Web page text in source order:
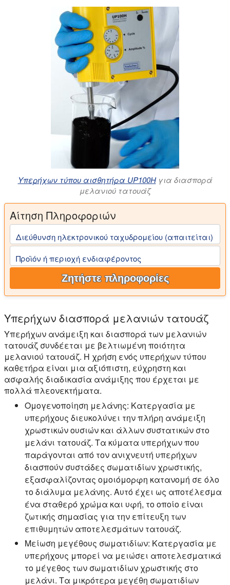
Υπερήχων τύπου αισθητήρα UP100Hγια διασπορά
μελανιού τατουάζ
Αίτηση Πληροφοριών
Διεύθυνση ηλεκτρονικού ταχυδρομείου (απαιτείται)
Προϊόν ή περιοχή ενδιαφέροντος
Ζητήστε πληροφορίες
Υπερήχων διασπορά μελανιών τατουάζ
Υπερήχων ανάμειξη και διασπορά των μελανιών
τατουάζ συνδέεται με βελτιωμένη ποιότητα
μελανιού τατουάζ. Η χρήση ενός υπερήχων τύπου
καθετήρα είναι μια αξιόπιστη, εύχρηστη και
ασφαλής διαδικασία ανάμιξης που έρχεται με
πολλά πλεονεκτήματα.
Ομογενοποίηση μελάνης: Κατεργασία με
υπερήχους διευκολύνει την πλήρη ανάμειξη
χρωστικών ουσιών και άλλων συστατικών στο
μελάνι τατουάζ. Τα κύματα υπερήχων που
παράγονται από τον ανιχνευτή υπερήχων
διασπούν συστάδες σωματιδίων χρωστικής,
εξασφαλίζοντας ομοιόμορφη κατανομή σε όλο
το διάλυμα μελάνης. Αυτό έχει ως αποτέλεσμα
ένα σταθερό χρώμα και υφή, το οποίο είναι
ζωτικής σημασίας για την επίτευξη των
επιθυμητών αποτελεσμάτων τατουάζ.
Μείωση μεγέθους σωματιδίων: Κατεργασία με
υπερήχους μπορεί να μειώσει αποτελεσματικά
το μέγεθος των σωματιδίων χρωστικής στο
μελάνι. Τα μικρότερα μεγέθη σωματιδίων